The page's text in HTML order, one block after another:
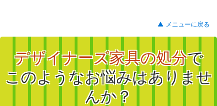
▲ メニューに戻る
デザイナーズ家具の処分で
このようなお悩みはありませ
んか？